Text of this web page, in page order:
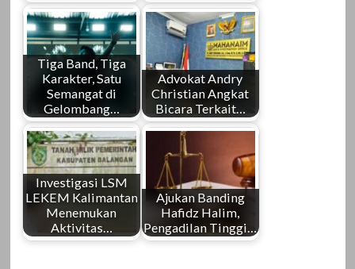
Tiga Band, Tiga
Karakter, Satu
Semangat di
Gelombang…
Advokat Andry
Christian Angkat
Bicara Terkait…
Investigasi LSM
LEKEM Kalimantan
Menemukan
Aktivitas…
Ajukan Banding
Hafidz Halim,
Pengadilan Tinggi…